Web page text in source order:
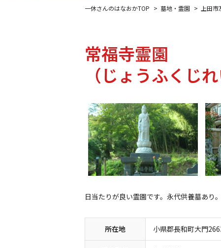
一休さんのはなおかTOP 墓地・霊園 上田
常福寺霊園
（じょうふくじれ
日当たりが良い霊園です。永代供養墓あり。
所在地 小県郡長和町大門